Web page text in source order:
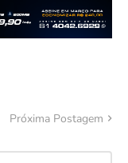
Próxima Postagem